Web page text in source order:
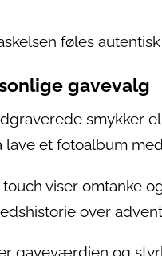
føles
gavevalg
smykker
et fotoalbum
viser omtanke
over
gaveværdien og